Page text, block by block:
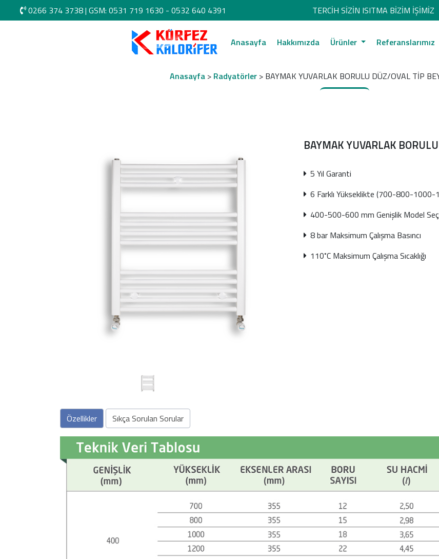
0266 374 3738| GSM: 0531 719 1630 - 0532 640 4391 TERCİH SİZİN ISITMA BİZİM İŞİMİZ
Anasayfa Hakkımızda Ürünler Referanslarımız
Anasayfa > Radyatörler > BAYMAK YUVARLAK BORULU DÜZ/OVAL TİP
BAYMAK YUVARLAK
5 Yıl Garanti
6 Farklı Yükseklikte (700-800-
400-500-600 mm Genişlik Model
8 bar Maksimum Çalışma Basıncı
110˚C Maksimum Çalışma Sıcaklığı
Özellikler Sıkça Sorulan Sorular